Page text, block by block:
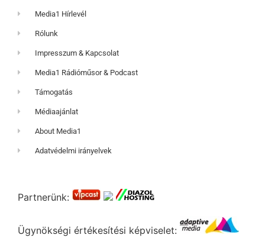
Media1 Hírlevél
Rólunk
Impresszum & Kapcsolat
Media1 Rádióműsor & Podcast
Támogatás
Médiaajánlat
About Media1
Adatvédelmi irányelvek
Partnerünk:
Ügynökségi értékesítési képviselet: